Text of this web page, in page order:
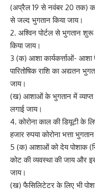
(अप्रैल 19 से नवंबर 20 तक) का
से जल्द भुगतान किया जाय।
2. अश्विन पोर्टल से भुगतान शुरू
किया जाय।
3 (क) आशा कार्यकर्त्ताओं- आशा
पारितोषिक राशि का अद्यतन
जाय।
(ख) आशाओं के भुगतान में व्याप्त
लगाई जाय।
4. कोरोना काल की डियूटी के
हजार रुपया कोरोना भत्ता
5 (क) आशाओं को देय पोशाक
कोट की व्यवस्था की जाय और
जाय।
(ख) फैसिलिटेटर के लिए भी